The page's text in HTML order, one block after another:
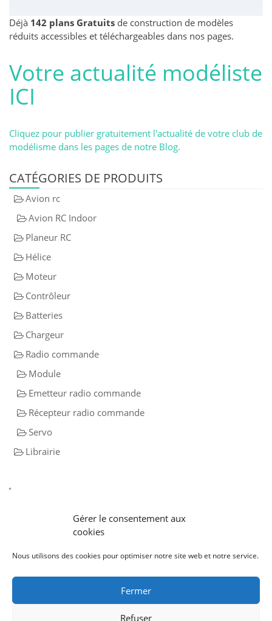
Gérer le consentement aux
cookies
Nous utilisons des cookies pour optimiser notre site web et notre service.
Fermer
Refuser
Déjà 142 plans Gratuits de construction de modèles
réduits accessibles et téléchargeables dans nos pages.
Votre actualité modéliste
ICI
Cliquez pour publier gratuitement l'actualité de votre club de
modélisme dans les pages de notre Blog.
CATÉGORIES DE PRODUITS
Avion rc
Avion RC Indoor
Planeur RC
Hélice
Moteur
Contrôleur
Batteries
Chargeur
Radio commande
Module
Emetteur radio commande
Récepteur radio commande
Servo
Librairie
Soumettre un plan rc Qui sommes nous? CGUPolitique de
cookies Liens utiles Plan du site Mentions légales